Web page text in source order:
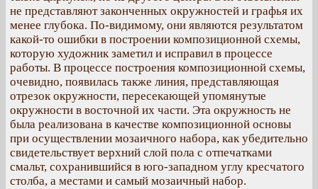
не представляют законченных окружностей и графья их
менее глубока. По-видимому, они являются результатом
какой-то ошибки в построении композиционной схемы,
которую художник заметил и исправил в процессе
работы. В процессе построения композиционной схемы,
очевидно, появилась также линия, представляющая
отрезок окружности, пересекающей упомянутые
окружности в восточной их части. Эта окружность не
была реализована в качестве композиционной основы
при осуществлении мозаичного набора, как убедительно
свидетельствует верхний слой пола с отпечатками
смальт, сохранившийся в юго-западном углу кресчатого
столба, а местами и самый мозаичный набор.